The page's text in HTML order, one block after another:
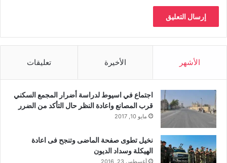
الأشهر الأخيرة تعليقات
اجتماع في اسيوط لدراسة أضرار المجمع السكني
قرب المصانع واعادة النظر حال التأكد من الضرر
مايو 10, 2017
نخيل تطوى صفحة الماضى وتنجح فى اعادة
الهيكلة وسداد الديون